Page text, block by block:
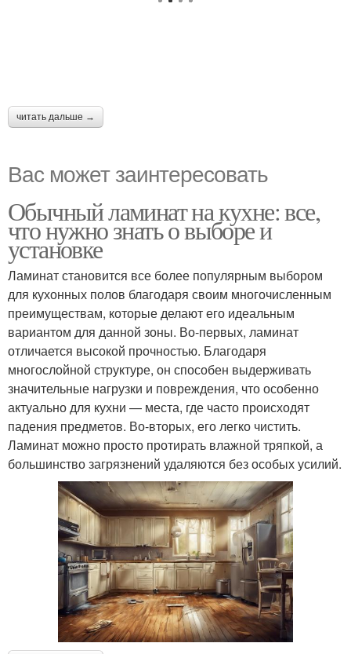
читать дальше →
Вас может заинтересовать
Обычный ламинат на кухне: все,
что нужно знать о выборе и
установке
Ламинат становится все более популярным выбором
для кухонных полов благодаря своим многочисленным
преимуществам, которые делают его идеальным
вариантом для данной зоны. Во-первых, ламинат
отличается высокой прочностью. Благодаря
многослойной структуре, он способен выдерживать
значительные нагрузки и повреждения, что особенно
актуально для кухни — места, где часто происходят
падения предметов. Во-вторых, его легко чистить.
Ламинат можно просто протирать влажной тряпкой, а
большинство загрязнений удаляются без особых усилий.